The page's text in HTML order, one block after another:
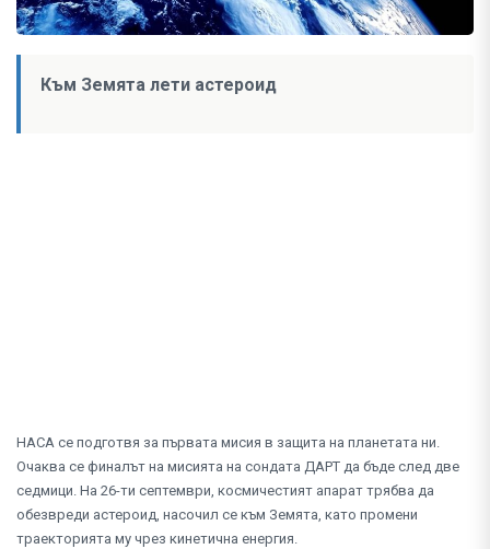
Към Земята лети астероид
НАСА се подготвя за първата мисия в защита на планетата ни.
Очаква се финалът на мисията на сондата ДАРТ да бъде след две
седмици. На 26-ти септември, космичестият апарат трябва да
обезвреди астероид, насочил се към Земята, като промени
траекторията му чрез кинетична енергия.